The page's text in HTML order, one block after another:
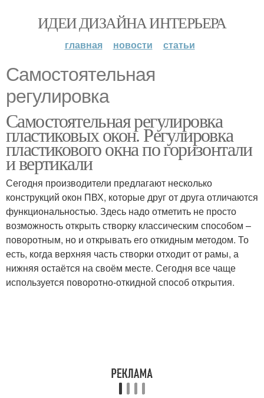
ИДЕИ ДИЗАЙНА ИНТЕРЬЕРА
главная новости статьи
Самостоятельная
регулировка
Самостоятельная регулировка
пластиковых окон. Регулировка
пластикового окна по горизонтали
и вертикали
Сегодня производители предлагают несколько
конструкций окон ПВХ, которые друг от друга отличаются
функциональностью. Здесь надо отметить не просто
возможность открыть створку классическим способом –
поворотным, но и открывать его откидным методом. То
есть, когда верхняя часть створки отходит от рамы, а
нижняя остаётся на своём месте. Сегодня все чаще
используется поворотно-откидной способ открытия.